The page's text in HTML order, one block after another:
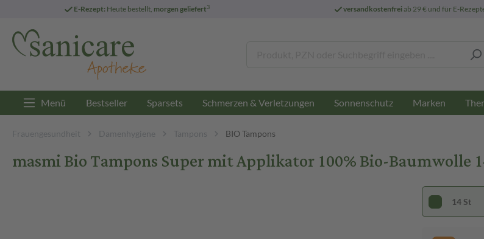
E-Rezept: Heute bestellt, morgen geliefert3 versandkostenfreiab 29 € und für E-
Menü Bestseller Sparsets Schmerzen & Verletzungen Sonnenschutz Marken
Frauengesundheit Damenhygiene Tampons BIO Tampons
masmi Bio Tampons Super mit Applikator 100% Bio-Baumwolle
14 St